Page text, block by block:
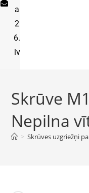
a
2
6.
lv
Skrūve
Nepilna
> Skrūves uzgriežņi